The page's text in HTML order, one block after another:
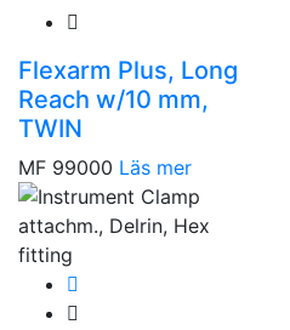
Flexarm Plus, Long
Reach w/10 mm,
TWIN
MF 99000 Läs mer